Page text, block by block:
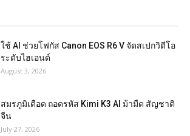
ใช้ AI ช่วยโฟกัส Canon EOS R6 V จัดสเปกวิดีโอ
ระดับไฮเอนด์
August 3, 2026
สมรภูมิเดือด ถอดรหัส Kimi K3 AI ม้ามืด สัญชาติ
จีน
July 27, 2026